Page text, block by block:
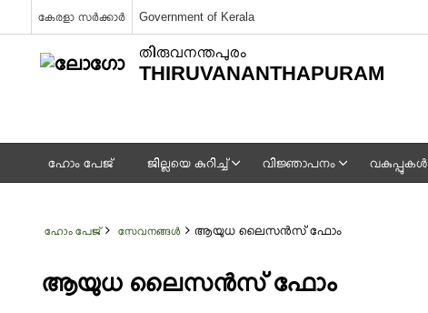
കേരളാ സർക്കാർ Government of Kerala
തിരുവനന്തപുരം
THIRUVANANTHAPURAM
ഹോം പേജ് ജില്ലയെ കുറിച്ച് വിജ്ഞാപനം വകുപ്പുകൾ
ഹോം പേജ് സേവനങ്ങള്‍ ആയുധ ലൈസന്‍സ് ഫോം
ആയുധ ലൈസന്‍സ് ഫോം